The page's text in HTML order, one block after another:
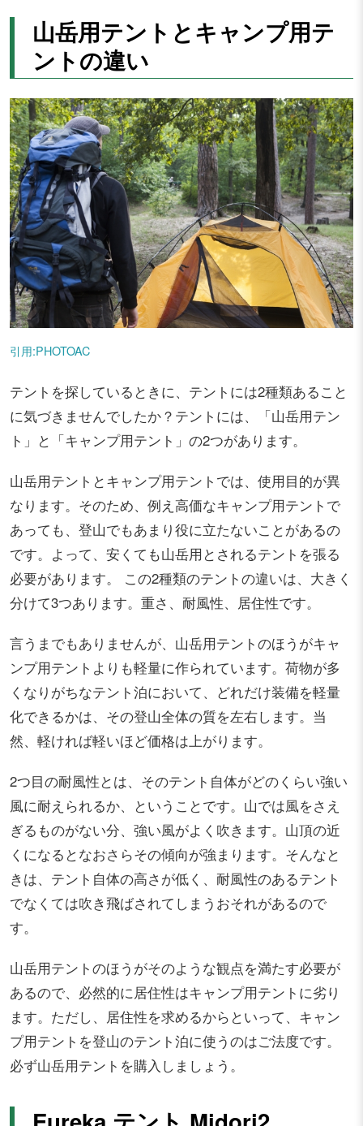
山岳用テントとキャンプ用テ
ントの違い
引用:PHOTOAC
テントを探しているときに、テントには2種類あること
に気づきませんでしたか？テントには、「山岳用テン
ト」と「キャンプ用テント」の2つがあります。
山岳用テントとキャンプ用テントでは、使用目的が異
なります。そのため、例え高価なキャンプ用テントで
あっても、登山でもあまり役に立たないことがあるの
です。よって、安くても山岳用とされるテントを張る
必要があります。 この2種類のテントの違いは、大きく
分けて3つあります。重さ、耐風性、居住性です。
言うまでもありませんが、山岳用テントのほうがキャ
ンプ用テントよりも軽量に作られています。荷物が多
くなりがちなテント泊において、どれだけ装備を軽量
化できるかは、その登山全体の質を左右します。当
然、軽ければ軽いほど価格は上がります。
2つ目の耐風性とは、そのテント自体がどのくらい強い
風に耐えられるか、ということです。山では風をさえ
ぎるものがない分、強い風がよく吹きます。山頂の近
くになるとなおさらその傾向が強まります。そんなと
きは、テント自体の高さが低く、耐風性のあるテント
でなくては吹き飛ばされてしまうおそれがあるので
す。
山岳用テントのほうがそのような観点を満たす必要が
あるので、必然的に居住性はキャンプ用テントに劣り
ます。ただし、居住性を求めるからといって、キャン
プ用テントを登山のテント泊に使うのはご法度です。
必ず山岳用テントを購入しましょう。